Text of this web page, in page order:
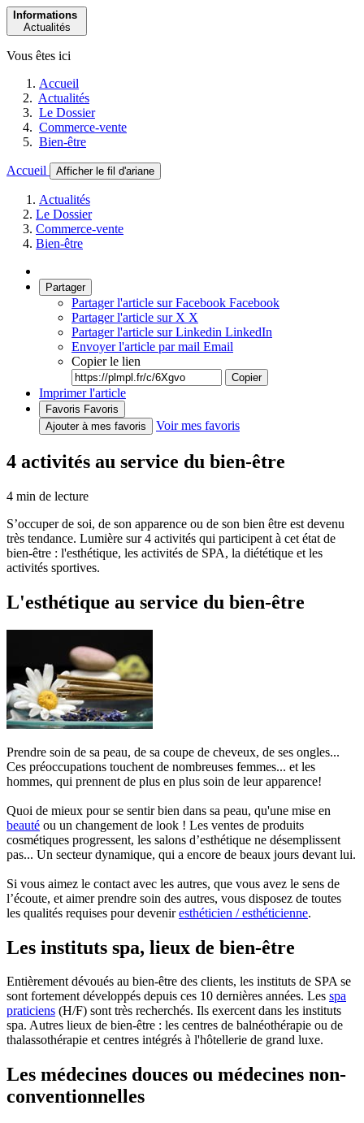
Informations
Actualités
Vous êtes ici
Accueil
Actualités
Le Dossier
Commerce-vente
Bien-être
Accueil Afficher le fil d'ariane
Actualités
Le Dossier
Commerce-vente
Bien-être
Partager
Partager l'article sur Facebook Facebook
Partager l'article sur X X
Partager l'article sur Linkedin LinkedIn
Envoyer l'article par mail Email
Copier le lien
Copier
Imprimer l'article
Favoris Favoris
Ajouter à mes favoris
Voir mes favoris
4 activités au service du bien-être
4 min de lecture
S’occuper de soi, de son apparence ou de son bien être est devenu
très tendance. Lumière sur 4 activités qui participent à cet état de
bien-être : l'esthétique, les activités de SPA, la diététique et les
activités sportives.
L'esthétique au service du bien-être
Prendre soin de sa peau, de sa coupe de cheveux, de ses ongles...
Ces préoccupations touchent de nombreuses femmes... et les
hommes, qui prennent de plus en plus soin de leur apparence!
Quoi de mieux pour se sentir bien dans sa peau, qu'une mise en
beauté ou un changement de look ! Les ventes de produits
cosmétiques progressent, les salons d’esthétique ne désemplissent
pas... Un secteur dynamique, qui a encore de beaux jours devant lui.
Si vous aimez le contact avec les autres, que vous avez le sens de
l’écoute, et aimer prendre soin des autres, vous disposez de toutes
les qualités requises pour deveniresthéticien / esthéticienne.
Les instituts spa, lieux de bien-être
Entièrement dévoués au bien-être des clients, les instituts de SPA se
sont fortement développés depuis ces 10 dernières années. Les spa
praticiens (H/F) sont très recherchés. Ils exercent dans les instituts
spa. Autres lieux de bien-être : les centres de balnéothérapie ou de
thalassothérapie et centres intégrés à l'hôtellerie de grand luxe.
Les médecines douces ou médecines non-
conventionnelles